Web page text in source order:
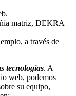
matriz, DEKRA
a través de
tecnologías. A
web, podemos
su equipo,